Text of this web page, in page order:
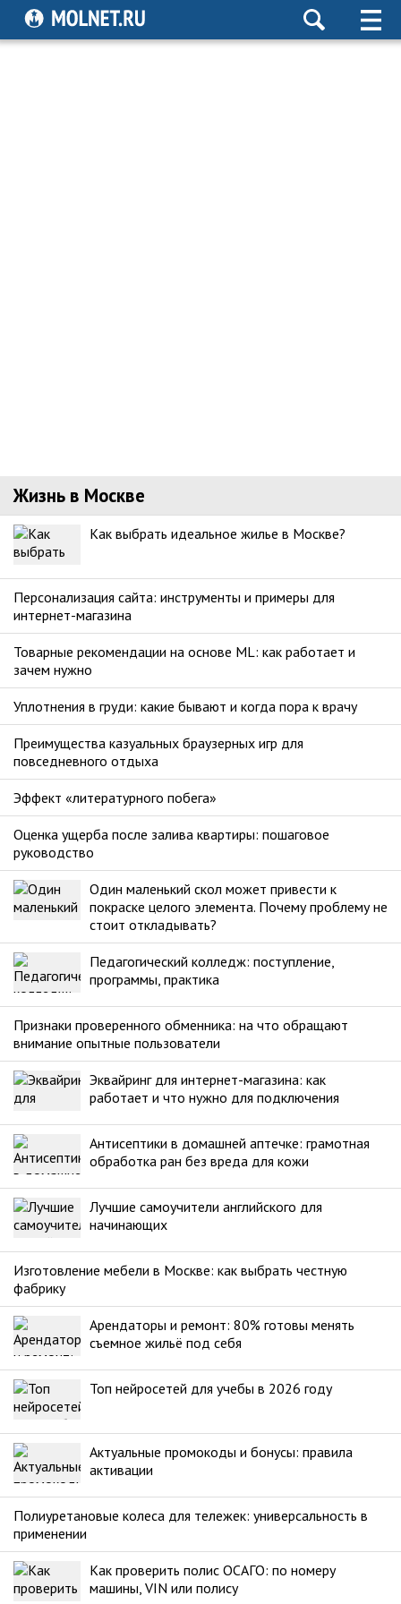
Жизнь в Москве
Как выбрать идеальное жилье в Москве?
Персонализация сайта: инструменты и примеры для
интернет-магазина
Товарные рекомендации на основе ML: как работает и
зачем нужно
Уплотнения в груди: какие бывают и когда пора к врачу
Преимущества казуальных браузерных игр для
повседневного отдыха
Эффект «литературного побега»
Оценка ущерба после залива квартиры: пошаговое
руководство
Один маленький скол может привести к
покраске целого элемента. Почему проблему не
стоит откладывать?
Педагогический колледж: поступление,
программы, практика
Признаки проверенного обменника: на что обращают
внимание опытные пользователи
Эквайринг для интернет-магазина: как
работает и что нужно для подключения
Антисептики в домашней аптечке: грамотная
обработка ран без вреда для кожи
Лучшие самоучители английского для
начинающих
Изготовление мебели в Москве: как выбрать честную
фабрику
Арендаторы и ремонт: 80% готовы менять
съемное жильё под себя
Топ нейросетей для учебы в 2026 году
Актуальные промокоды и бонусы: правила
активации
Полиуретановые колеса для тележек: универсальность в
применении
Как проверить полис ОСАГО: по номеру
машины, VIN или полису